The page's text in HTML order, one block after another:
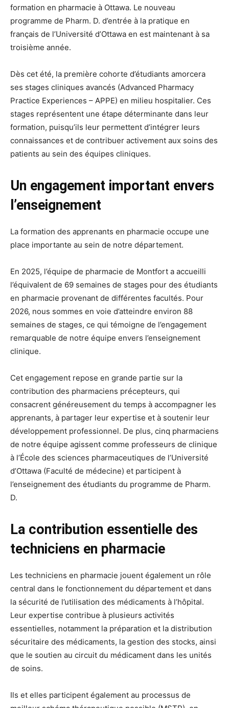
formation en pharmacie à Ottawa. Le nouveau
programme de Pharm. D. d’entrée à la pratique en
français de l’Université d’Ottawa en est maintenant à sa
troisième année.
Dès cet été, la première cohorte d’étudiants amorcera
ses stages cliniques avancés (Advanced Pharmacy
Practice Experiences – APPE) en milieu hospitalier. Ces
stages représentent une étape déterminante dans leur
formation, puisqu’ils leur permettent d’intégrer leurs
connaissances et de contribuer activement aux soins des
patients au sein des équipes cliniques.
Un engagement important envers
l’enseignement
La formation des apprenants en pharmacie occupe une
place importante au sein de notre département.
En 2025, l’équipe de pharmacie de Montfort a accueilli
l’équivalent de 69 semaines de stages pour des étudiants
en pharmacie provenant de différentes facultés. Pour
2026, nous sommes en voie d’atteindre environ 88
semaines de stages, ce qui témoigne de l’engagement
remarquable de notre équipe envers l’enseignement
clinique.
Cet engagement repose en grande partie sur la
contribution des pharmaciens précepteurs, qui
consacrent généreusement du temps à accompagner les
apprenants, à partager leur expertise et à soutenir leur
développement professionnel. De plus, cinq pharmaciens
de notre équipe agissent comme professeurs de clinique
à l’École des sciences pharmaceutiques de l’Université
d’Ottawa (Faculté de médecine) et participent à
l’enseignement des étudiants du programme de Pharm.
D.
La contribution essentielle des
techniciens en pharmacie
Les techniciens en pharmacie jouent également un rôle
central dans le fonctionnement du département et dans
la sécurité de l’utilisation des médicaments à l’hôpital.
Leur expertise contribue à plusieurs activités
essentielles, notamment la préparation et la distribution
sécuritaire des médicaments, la gestion des stocks, ainsi
que le soutien au circuit du médicament dans les unités
de soins.
Ils et elles participent également au processus de